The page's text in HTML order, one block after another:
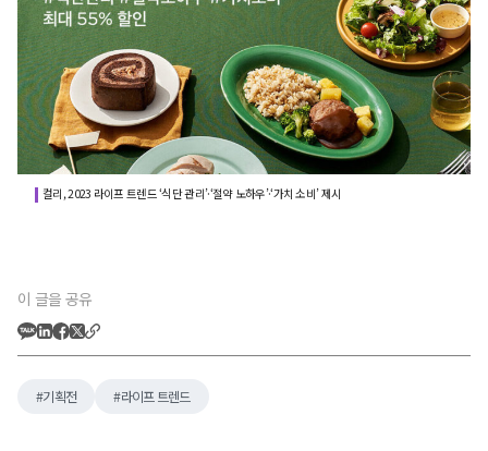
컬리, 2023 라이프 트렌드 ‘식단 관리’·‘절약 노하우’·‘가치 소비’ 제시
이 글을 공유
기획전 라이프 트렌드